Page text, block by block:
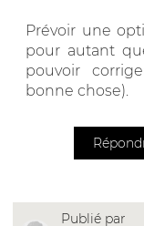
Prévoir une
pour autant
pouvoir
bonne chose).
Publié par